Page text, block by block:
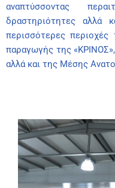
αναπτύσσοντας
δραστηριότητες αλλά
περισσότερες
παραγωγής της
αλλά και της Μέσης